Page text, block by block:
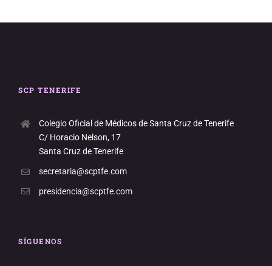
SCP TENERIFE
Colegio Oficial de Médicos de Santa Cruz de Tenerife
C/ Horacio Nelson, 17
Santa Cruz de Tenerife
secretaria@scptfe.com
presidencia@scptfe.com
SÍGUENOS